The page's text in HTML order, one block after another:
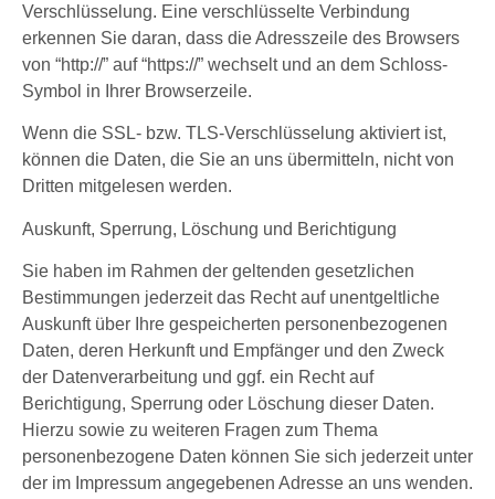
Verschlüsselung. Eine verschlüsselte Verbindung
erkennen Sie daran, dass die Adresszeile des Browsers
von “http://” auf “https://” wechselt und an dem Schloss-
Symbol in Ihrer Browserzeile.
Wenn die SSL- bzw. TLS-Verschlüsselung aktiviert ist,
können die Daten, die Sie an uns übermitteln, nicht von
Dritten mitgelesen werden.
Auskunft, Sperrung, Löschung und Berichtigung
Sie haben im Rahmen der geltenden gesetzlichen
Bestimmungen jederzeit das Recht auf unentgeltliche
Auskunft über Ihre gespeicherten personenbezogenen
Daten, deren Herkunft und Empfänger und den Zweck
der Datenverarbeitung und ggf. ein Recht auf
Berichtigung, Sperrung oder Löschung dieser Daten.
Hierzu sowie zu weiteren Fragen zum Thema
personenbezogene Daten können Sie sich jederzeit unter
der im Impressum angegebenen Adresse an uns wenden.